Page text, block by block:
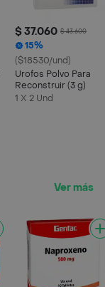
$ 37.060 $ 43.600
15%
($18530/und)
Urofos Polvo Para
Reconstruir (3 g)
1 X 2 Und
Ver más